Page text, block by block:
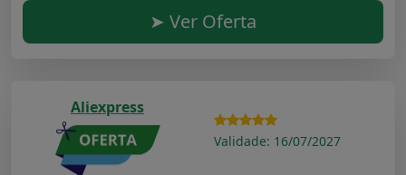
➤ Ver Oferta
Aliexpress
Validade: 16/07/2027